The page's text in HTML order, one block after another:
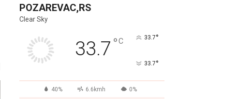
POZAREVAC,RS
Clear Sky
33.7 °C 33.7°
33.7°
40% 6.6kmh 0%